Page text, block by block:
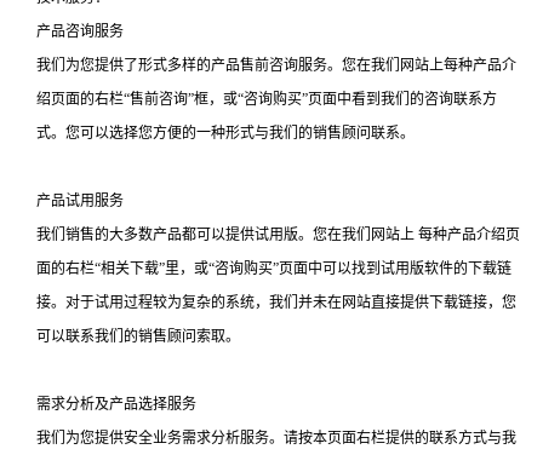
产品咨询服务
我们为您提供了形式多样的产品售前咨询服务。您在我们网站上每种产品介
绍页面的右栏“售前咨询”框，或“咨询购买”页面中看到我们的咨询联系方
式。您可以选择您方便的一种形式与我们的销售顾问联系。
产品试用服务
我们销售的大多数产品都可以提供试用版。您在我们网站上 每种产品介绍页
面的右栏“相关下载”里，或“咨询购买”页面中可以找到试用版软件的下载链
接。对于试用过程较为复杂的系统，我们并未在网站直接提供下载链接，您
可以联系我们的销售顾问索取。
需求分析及产品选择服务
我们为您提供安全业务需求分析服务。请按本页面右栏提供的联系方式与我